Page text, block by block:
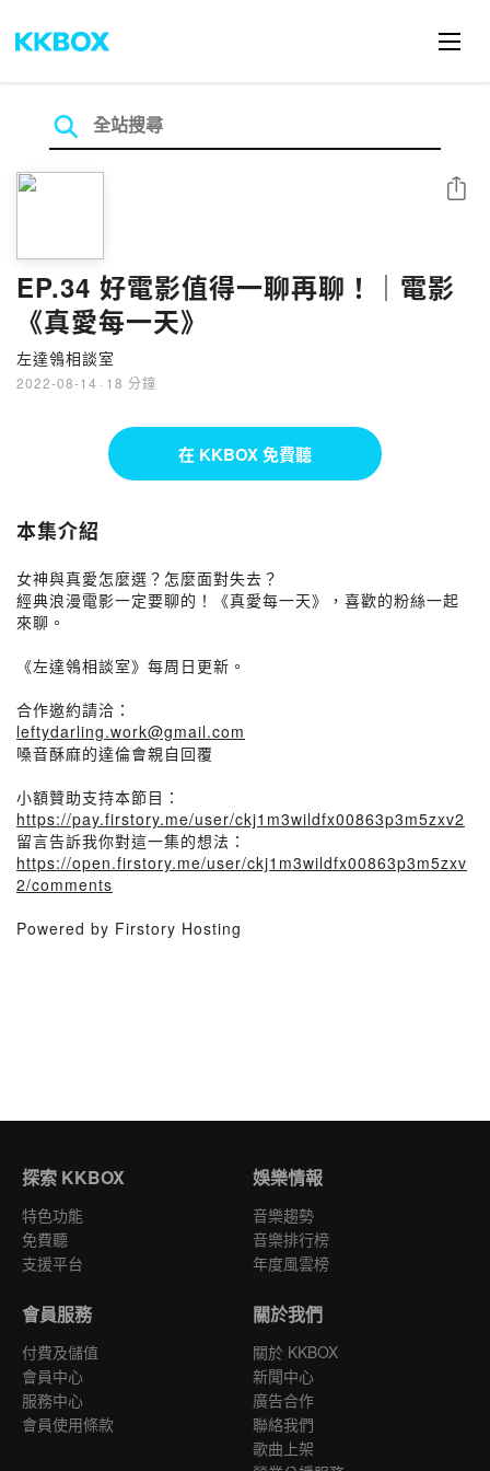
EP.34 好電影值得一聊再聊！｜電影
《真愛每一天》
左達鴒相談室
2022-08-14 · 18 分鐘
分享
在 KKBOX 免費聽
本集介紹
女神與真愛怎麼選？怎麼面對失去？
經典浪漫電影一定要聊的！《真愛每一天》，喜歡的粉絲一起
來聊。
《左達鴒相談室》每周日更新。
合作邀約請洽：
leftydarling.work@gmail.com
嗓音酥麻的達倫會親自回覆
小額贊助支持本節目：
https://pay.firstory.me/user/ckj1m3wildfx00863p3m5zxv2
留言告訴我你對這一集的想法：
https://open.firstory.me/user/ckj1m3wildfx00863p3m5zxv
2/comments
Powered by Firstory Hosting
探索 KKBOX
特色功能
免費聽
支援平台
娛樂情報
音樂趨勢
音樂排行榜
年度風雲榜
會員服務
付費及儲值
會員中心
服務中心
會員使用條款
關於我們
關於 KKBOX
新聞中心
廣告合作
聯絡我們
歌曲上架